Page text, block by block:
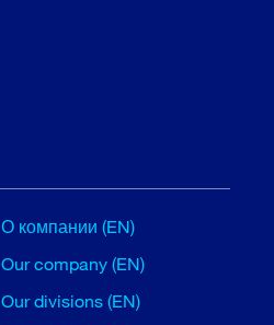
О компании (EN)
Our company (EN)
Our divisions (EN)